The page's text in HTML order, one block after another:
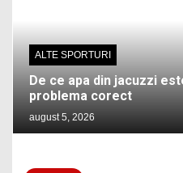
ALTE SPORTURI
De ce apa din jacuzzi
problema corect
august 5, 2026